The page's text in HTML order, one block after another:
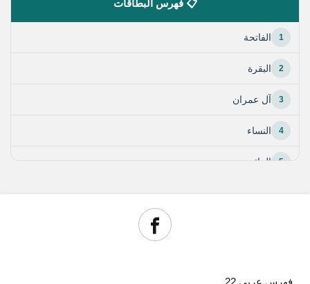
📋 فهرس البطاقات
1 الفاتحة
2 البقرة
3 آل عمران
4 النساء
5 المائدة
فهرس عربي 22